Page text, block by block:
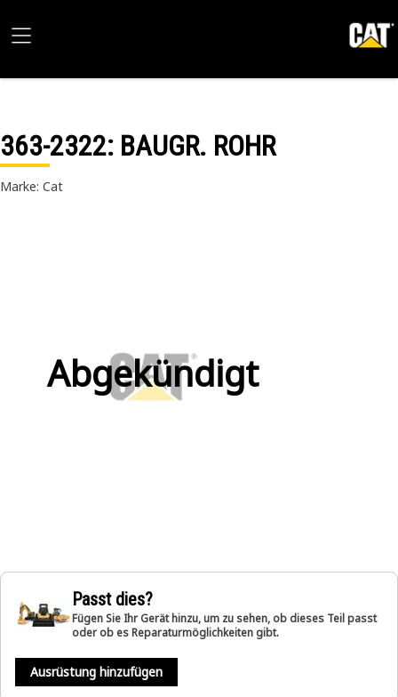
363-2322: BAUGR. ROHR
Marke: Cat
Abgekündigt
Passt dies?
Fügen Sie Ihr Gerät hinzu, um zu sehen, ob dieses Teil passt
oder ob es Reparaturmöglichkeiten gibt.
Ausrüstung hinzufügen